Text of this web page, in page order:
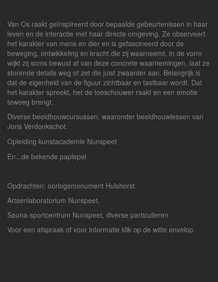
Van Os raakt geïnspireerd door bepaalde gebeurtenissen in haar
leven en de interactie met haar directe omgeving. Ze observeert
het karakter van mens en dier en is gefascineerd door de
beweging, ontwikkeling en kracht die zij waarneemt. In de vorm
wijkt zij soms bewust af van deze concrete waarnemingen, laat ze
storende details weg of zet die juist zwaarder aan. Belangrijk is
dat de eigenheid van de figuur zichtbaar en tastbaar wordt. Dat
het karakter spreekt, het de toeschouwer raakt en een emotie
teweeg brengt.
Diverse beeldhouwcursussen, waaronder beeldhouwlessen van
Joris Verdonkschot.
Opleiding kunstacademie Nunspeet
En...de bekende paplepel
Opdrachten: oorlogsmonument Hulshorst
Artsenlaboratorium Nunspeet,
Sauna-sportcentrum Nunspeet, diverse particulieren
Voor een afspraak of voor informatie klik op de witte envelop.